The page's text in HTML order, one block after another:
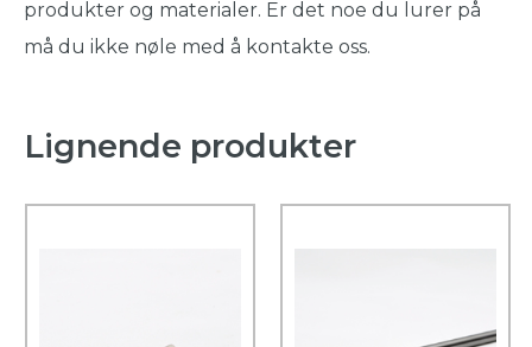
produkter og materialer. Er det noe du lurer på
må du ikke nøle med å kontakte oss.
Lignende produkter